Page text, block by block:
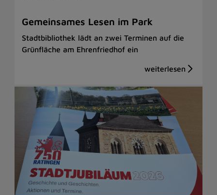
Gemeinsames Lesen im Park
Stadtbibliothek lädt an zwei Terminen auf die
Grünfläche am Ehrenfriedhof ein